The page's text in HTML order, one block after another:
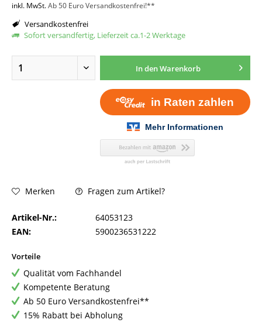
inkl. MwSt.Ab 50 Euro Versandkostenfrei!**
Versandkostenfrei
Sofort versandfertig, Lieferzeit ca.1-2 Werktage
In denWarenkorb
Merken Fragen zum Artikel?
Artikel-Nr.:
64053123
EAN:
5900236531222
Vorteile
Qualität vom Fachhandel
Kompetente Beratung
Ab 50 Euro Versandkostenfrei**
15% Rabatt bei Abholung